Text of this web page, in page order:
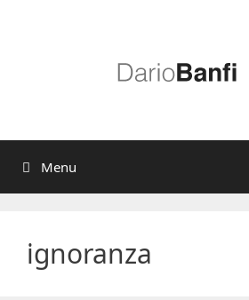
Menu
ignoranza